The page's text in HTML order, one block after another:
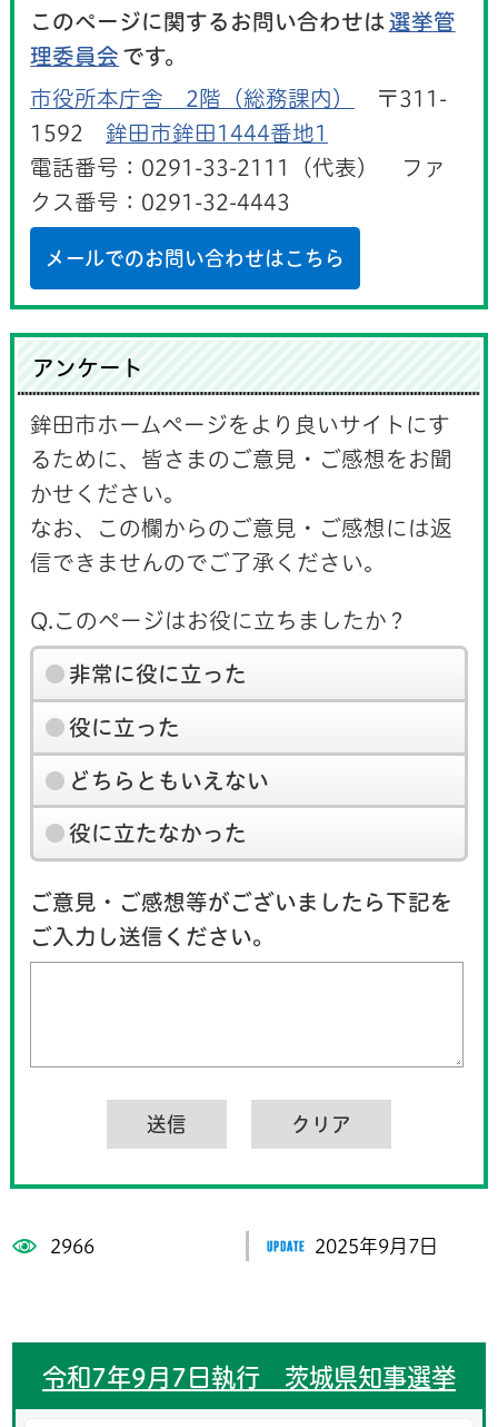
このページに関するお問い合わせは 選挙管
理委員会 です。
市役所本庁舎 2階（総務課内）
〒311-
1592 鉾田市鉾田1444番地1
電話番号：0291-33-2111（代表） ファ
クス番号：0291-32-4443
メールでのお問い合わせはこちら
アンケート
鉾田市ホームページをより良いサイトにす
るために、皆さまのご意見・ご感想をお聞
かせください。
なお、この欄からのご意見・ご感想には返
信できませんのでご了承ください。
Q.このページはお役に立ちましたか？
非常に役に立った
役に立った
どちらともいえない
役に立たなかった
ご意見・ご感想等がございましたら下記を
ご入力し送信ください。
2966 2025年9月7日
令和7年9月7日執行 茨城県知事選挙